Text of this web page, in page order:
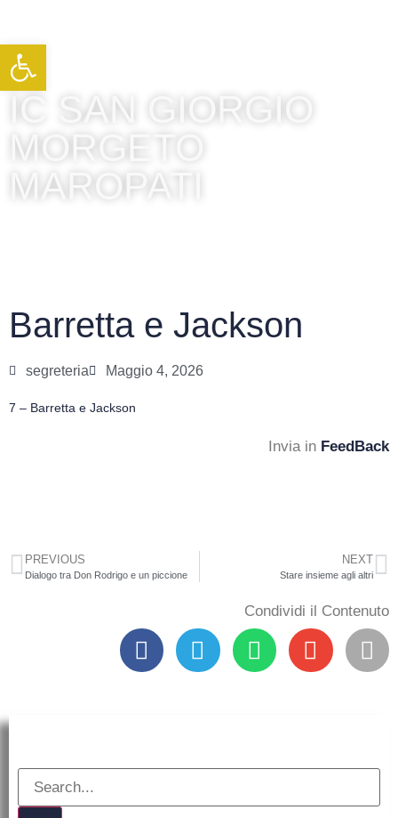
IC SAN GIORGIO
MORGETO
MAROPATI
Barretta e Jackson
segreteria Maggio 4, 2026
7 – Barretta e Jackson
Invia in FeedBack
PREVIOUS
Dialogo tra Don Rodrigo e un piccione
NEXT
Stare insieme agli altri
Condividi il Contenuto
Apri la barra degli strumenti